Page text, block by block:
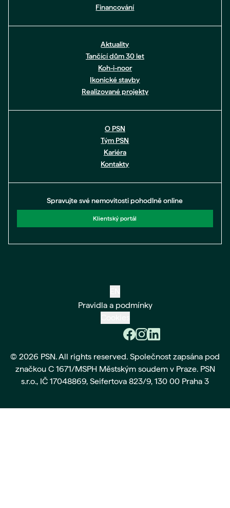
Financování
Aktuality
Tančící dům 30 let
Koh-i-noor
Ikonické stavby
Realizované projekty
O PSN
Tým PSN
Kariéra
Kontakty
Spravujte své nemovitosti pohodlně online
Klientský portál
Pravidla a podmínky
© 2026 PSN. All rights reserved. Společnost zapsána pod
značkou C 1671/MSPH Městským soudem v Praze. PSN
s.r.o., IČ 17048869, Seifertova 823/9, 130 00 Praha 3